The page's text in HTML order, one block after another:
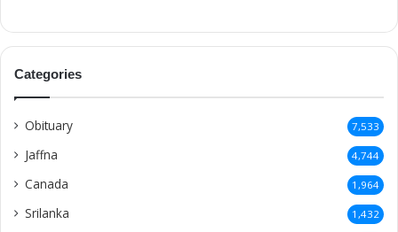
Categories
Obituary 7,533
Jaffna 4,744
Canada 1,964
Srilanka 1,432